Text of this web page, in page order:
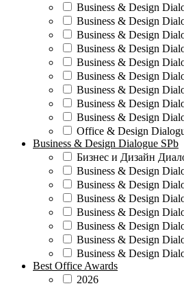
Business & Design
Business & Design
Business & Design
Business & Design
Business & Design
Business & Design
Business & Design
Business & Design
Business & Design
Office & Design
Business & Design Dialogue SPb
Бизнес и Дизайн
Business & Design
Business & Design
Business & Design
Business & Design
Business & Design
Business & Design
Business & Design
Best Office Awards
2026